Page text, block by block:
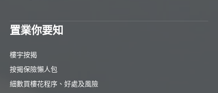
置業你要知
樓宇按揭
按揭保險懶人包
細數買樓花程序、好處及風險